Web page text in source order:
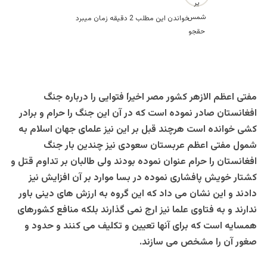
خواندن این مطلب 2 دقیقه زمان میبرد
مفتی اعظم الازهر کشور مصر اخیرا فتوایی را درباره جنگ
افغانستان صادر نموده است که در آن این جنگ را حرام و برادر
کشی خوانده است هرچند قبل بر این نیز علمای جهان اسلام به
شمول مفتی اعظم عربستان سعودی نیز چندین بار جنگ
افغانستان را حرام عنوان نموده بودند ولی طالبان بر تداوم قتل و
کشتار خویش پافشاری نموده در بسا موارد بر آن افزایش نیز
دادند و این نشان می داد که این گروه به ارزش های دینی باور
ندارند و به فتاوی علما نیز ارج نمی گذارند بلکه منافع کشورهای
همسایه است که برای آنها تعیین و تکلیف می کنند و حدود و
صغور آن را مشخص می سازند.